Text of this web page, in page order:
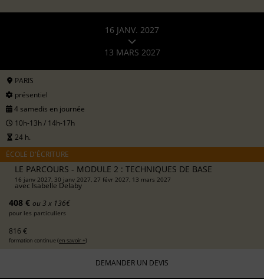
16 JANV. 2027
13 MARS 2027
PARIS
présentiel
4 samedis en journée
10h-13h / 14h-17h
24 h.
ÉCOLE D'ÉCRITURE
LE PARCOURS - MODULE 2 : TECHNIQUES DE BASE
16 janv 2027, 30 janv 2027, 27 févr 2027, 13 mars 2027
avec Isabelle Delaby
408 € ou 3 x 136€
pour les particuliers
816 €
formation continue (en savoir +)
DEMANDER UN DEVIS